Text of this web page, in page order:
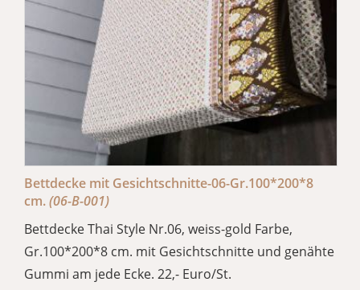
Bettdecke mit Gesichtschnitte-06-Gr.100*200*8
cm.(06-B-001)
Bettdecke Thai Style Nr.06, weiss-gold Farbe,
Gr.100*200*8 cm. mit Gesichtschnitte und genähte
Gummi am jede Ecke. 22,- Euro/St.